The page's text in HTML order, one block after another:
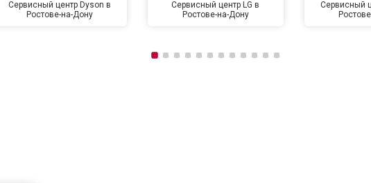
Сервисный центр Dyson в
Ростове-на-Дону
Сервисный центр LG в
Ростове-на-Дону
Сервисный